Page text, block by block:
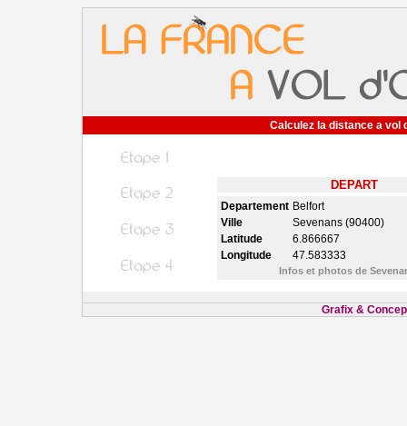
Calculez la distance a vol
DEPART
Departement Belfort
Ville
Sevenans (90400)
Latitude
6.866667
Longitude
47.583333
Infos et photos de
Grafix &